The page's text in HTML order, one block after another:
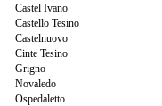
Castel Ivano
Castello Tesino
Castelnuovo
Cinte Tesino
Grigno
Novaledo
Ospedaletto